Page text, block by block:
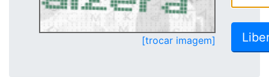
[trocar imagem]